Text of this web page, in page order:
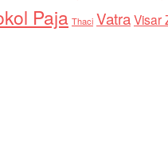
Paja Thaci VatraVisar